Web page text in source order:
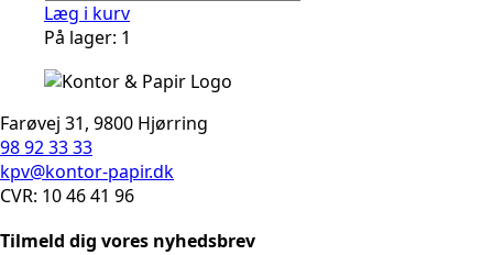
Læg i kurv
På lager: 1
Farøvej 31, 9800 Hjørring
98 92 33 33
kpv@kontor-papir.dk
CVR: 10 46 41 96
Tilmeld dig vores nyhedsbrev